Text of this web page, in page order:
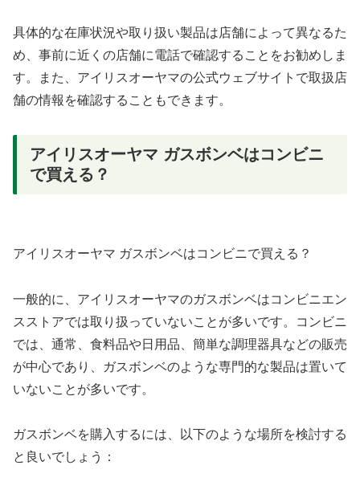
具体的な在庫状況や取り扱い製品は店舗によって異なるた
め、事前に近くの店舗に電話で確認することをお勧めしま
す。また、アイリスオーヤマの公式ウェブサイトで取扱店
舗の情報を確認することもできます。
アイリスオーヤマ ガスボンベはコンビニ
で買える？
アイリスオーヤマ ガスボンベはコンビニで買える？
一般的に、アイリスオーヤマのガスボンベはコンビニエン
スストアでは取り扱っていないことが多いです。コンビニ
では、通常、食料品や日用品、簡単な調理器具などの販売
が中心であり、ガスボンベのような専門的な製品は置いて
いないことが多いです。
ガスボンベを購入するには、以下のような場所を検討する
と良いでしょう：